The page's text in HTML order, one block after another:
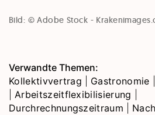
Bild: © Adobe Stock -
Verwandte Themen:
Kollektivvertrag
Gastronomie
Arbeitszeitflexibilisierung
Durchrechnungszeitraum